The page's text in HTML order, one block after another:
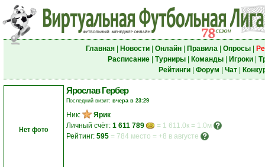
Главная| Новости| Онлайн| Правила| Опросы|
Расписание| Турниры| Команды| Игроки|
Рейтинги| Форум Чат|
Нет фото
Ярослав Гербер
Последний визит: вчера в 23:29
Ник:
Ярик
Личный счёт: 1 611 789
= 1 611.0к = 1.0м
Рейтинг: 595 = 784 место = +8 в августе